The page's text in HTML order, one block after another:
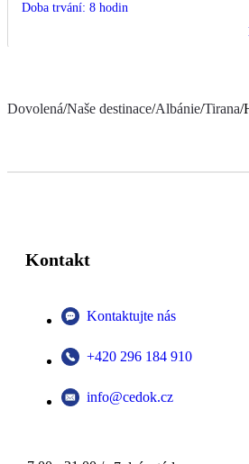
Doba trvání: 8 hodin
Dovolená/Naše destinace/Albánie/Tirana/
Kontakt
Kontaktujte nás
+420 296 184 910
info@cedok.cz